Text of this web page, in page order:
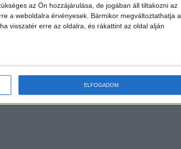
az Ön hozzájárulása, de jogában áll tiltakozni az
a weboldalra érvényesek. Bármikor megváltoztathatja a
visszatér erre az oldalra, és rákattint az oldal alján
ELFOGADOM
4 év teljes költségvetésének
a gödi Samsung-gyárba.
adóját, egyesek szerint